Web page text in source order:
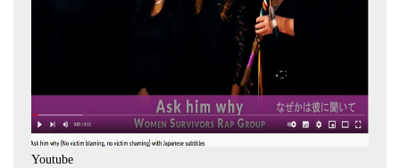
Youtube